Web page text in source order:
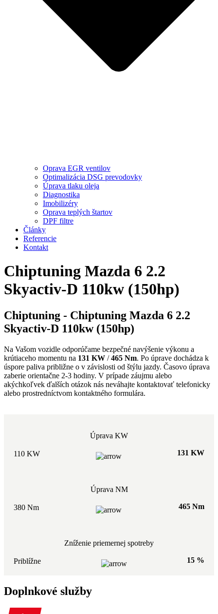
Oprava EGR ventilov
Optimalizácia DSG prevodovky
Úprava tlaku oleja
Diagnostika
Imobilizéry
Oprava teplých štartov
DPF filtre
Články
Referencie
Kontakt
Chiptuning Mazda 6 2.2
Skyactiv-D 110kw (150hp)
Chiptuning - Chiptuning Mazda 6 2.2
Skyactiv-D 110kw (150hp)
Na Vašom vozidle odporúčame bezpečné navýšenie výkonu a
krútiaceho momentu na 131 KW /465 Nm. Po úprave dochádza k
úspore paliva približne o v závislosti od štýlu jazdy. Časovo úprava
zaberie orientačne 2-3 hodiny. V prípade záujmu alebo
akýchkoľvek ďalších otázok nás neváhajte kontaktovať telefonicky
alebo prostredníctvom kontaktného formulára.
Úprava KW
110 KW 131 KW
Úprava NM
380 Nm 465 Nm
Zníženie priemernej spotreby
Priblížne 15 %
Doplnkové služby